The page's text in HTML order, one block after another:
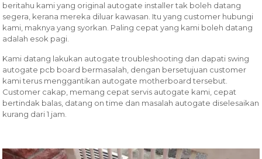
beritahu kami yang original autogate installer tak boleh datang
segera, kerana mereka diluar kawasan. Itu yang customer hubungi
kami, maknya yang syorkan. Paling cepat yang kami boleh datang
adalah esok pagi.
Kami datang lakukan autogate troubleshooting dan dapati swing
autogate pcb board bermasalah, dengan bersetujuan customer
kami terus menggantikan autogate motherboard tersebut.
Customer cakap, memang cepat servis autogate kami, cepat
bertindak balas, datang on time dan masalah autogate diselesaikan
kurang dari 1 jam.